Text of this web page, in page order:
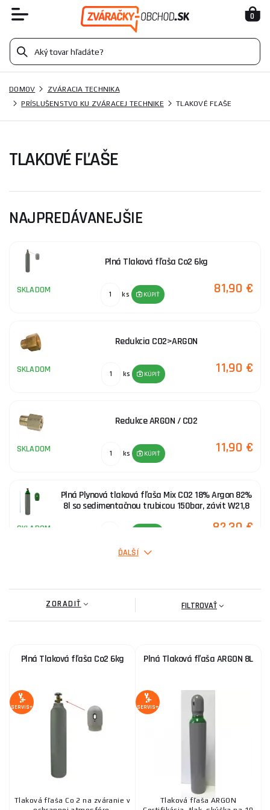
0
DOMOV
ZVÁRACIA TECHNIKA
PRÍSLUŠENSTVO KU ZVÁRACEJ TECHNIKE
TLAKOVÉ FĽAŠE
TLAKOVÉ FĽAŠE
NAJPREDÁVANEJŠIE
Plná Tlaková fľaša Co2 6kg
SKLADOM ks KÚPIŤ 81,90 €
Redukcia CO2>ARGON
SKLADOM ks KÚPIŤ 11,90 €
Redukce ARGON / CO2
SKLADOM ks KÚPIŤ 11,90 €
Plná Plynová tlaková fľaša Mix CO2 18% Argon 82%
8l so sedimentačnou trubicou 150bar, závit W21,8
SKLADOM 82,30 €
SKLADOM 151,90 €
KOWAX Fľaša Zmes C18 20 l, 200 bar, W21,8x1/14
PLNÁ
SKLADOM KÚPIŤ 220,80 €
SodaStream Bombička so závitom 450g + náplň
SKLADOM
ĎALŠÍ
ZORADIŤ FILTROVAŤ
Plná Tlaková fľaša Co2 6kg
SERVIS+
Tlaková fľaša Co 2 na zváranie v
Plná Tlaková fľaša ARGON 8L
SERVIS+
Tlaková fľaša ARGON